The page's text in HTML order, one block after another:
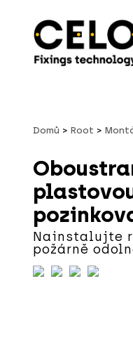
Domů Root
Nainstalujte
požárně